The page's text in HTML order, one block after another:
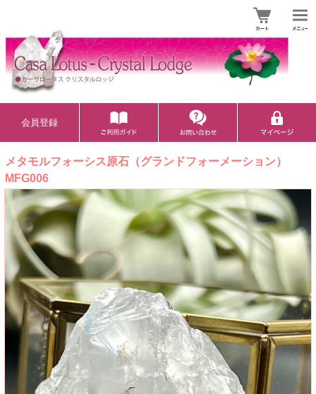
会員登録
メタモルフォーシス原石（グランドフォーメーション）
MFG006